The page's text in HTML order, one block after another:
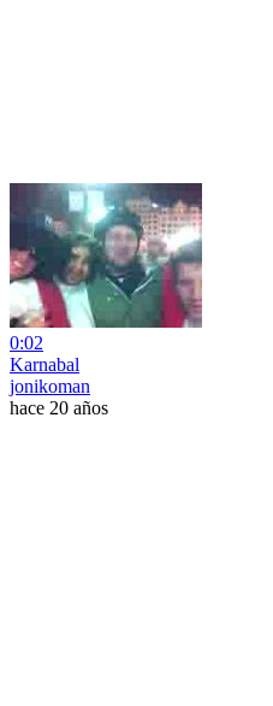
0:02
Karnabal
jonikoman
hace 20 años